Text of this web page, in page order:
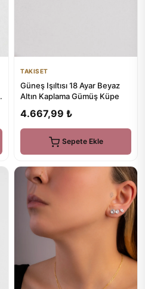
TAKISET
Güneş Işıltısı 18 Ayar Beyaz
Altın Kaplama Gümüş Küpe
4.667,99 ₺
Sepete Ekle